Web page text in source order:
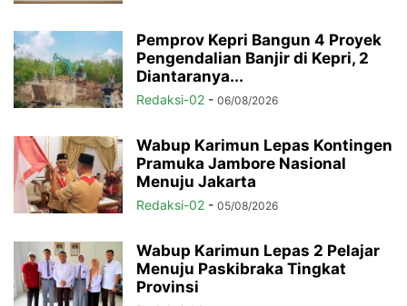
Pemprov Kepri Bangun 4 Proyek
Pengendalian Banjir di Kepri, 2
Diantaranya...
Redaksi-02 - 06/08/2026
Wabup Karimun Lepas Kontingen
Pramuka Jambore Nasional
Menuju Jakarta
Redaksi-02 - 05/08/2026
Wabup Karimun Lepas 2 Pelajar
Menuju Paskibraka Tingkat
Provinsi